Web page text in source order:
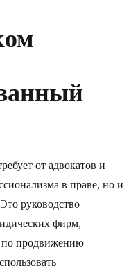
от адвокатов и
в праве, но и
руководство
фирм,
по продвижению